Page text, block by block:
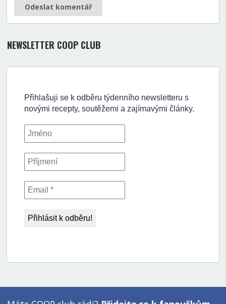
Odeslat komentář
NEWSLETTER COOP CLUB